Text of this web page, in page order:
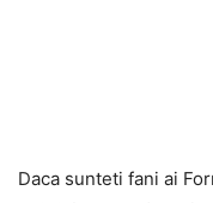
Daca sunteti fani ai